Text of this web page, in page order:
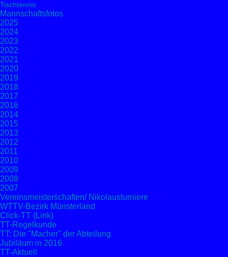
Tischtennis
Mannschaftsfotos
2025
2024
2023
2022
2021
2020
2019
2018
2017
2016
2014
2015
2013
2012
2011
2010
2009
2008
2007
Vereinsmeisterschaften/ Nikolausturniere
WTTV-Bezirk Münsterland
Click-TT (Link)
TT-Regelkunde
TT: Die "Macher" der Abteilung
Jubiläum in 2016
TT-Aktuell